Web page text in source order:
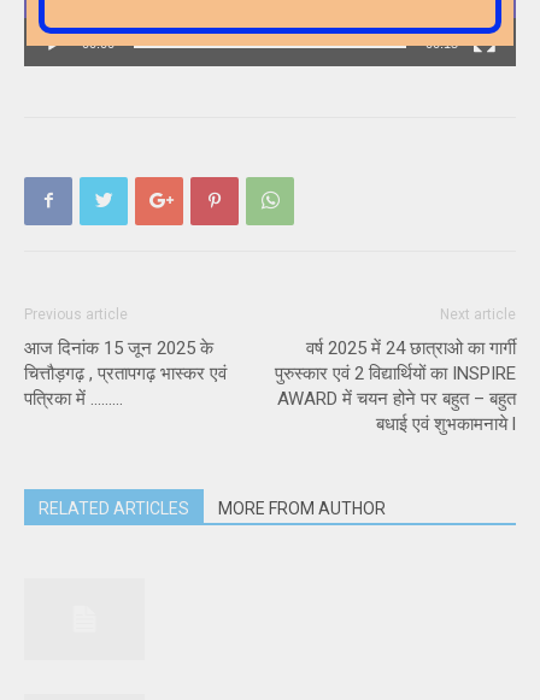
00:00 00:15
Previous article
आज दिनांक 15 जून 2025 के
चित्तौड़गढ़ , प्रतापगढ़ भास्कर एवं
पत्रिका में ………
Next article
वर्ष 2025 में 24 छात्राओ का गार्गी
पुरुस्कार एवं 2 विद्यार्थियों का INSPIRE
AWARD में चयन होने पर बहुत – बहुत
बधाई एवं शुभकामनाये l
RELATED ARTICLES MORE FROM AUTHOR